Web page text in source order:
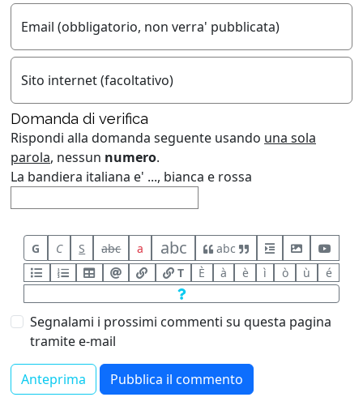
Email (obbligatorio, non verra' pubblicata)
Sito internet (facoltativo)
Domanda di verifica
Rispondi alla domanda seguente usando una sola
parola, nessun numero.
La bandiera italiana e' ..., bianca e rossa
G C S abc a abc
abc
T
È à è ì ò ù é
Segnalami i prossimi commenti su questa pagina
tramite e-mail